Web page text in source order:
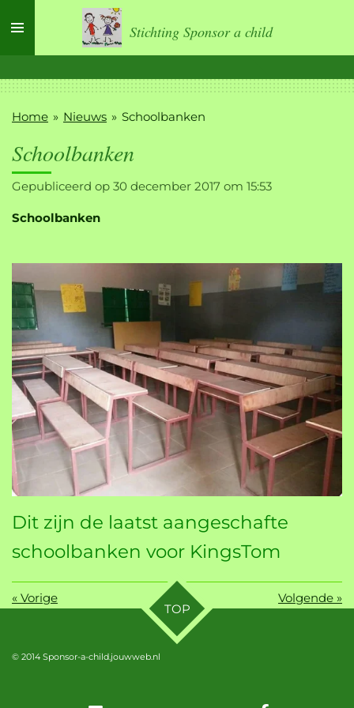
direct
de
hoofdinhoud
Stichting Sponsor a child
Home » Nieuws » Schoolbanken
Schoolbanken
Gepubliceerd op 30 december 2017 om 15:53
Schoolbanken
Dit zijn de laatst aangeschafte
schoolbanken voor KingsTom
« Vorige Volgende »
TOP
© 2014 Sponsor-a-child.jouwweb.nl